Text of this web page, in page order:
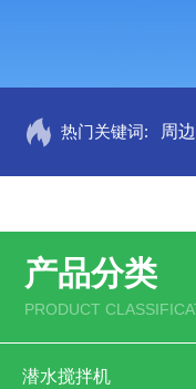
热门关键词: 周
产品分类
PRODUCT
潜水搅拌机